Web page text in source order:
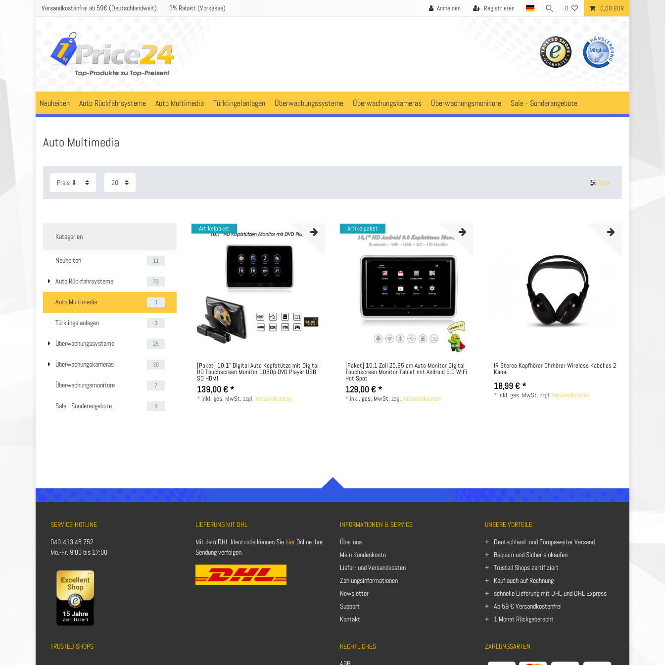
Versandkostenfrei ab 59€ (Deutschlandweit) 3% Rabatt (Vorkasse) Anmelden Registrieren 0 0,00 EUR
Neuheiten Auto Rückfahrsysteme Auto Multimedia Türklingelanlagen Überwachungssysteme Überwachungskameras Überwachungsmonitore Sale - Sonderangebote
Auto Multimedia
Filter
Kategorien
Neuheiten 11
Auto Rückfahrsysteme 73
Auto Multimedia 3
Türklingelanlagen 3
Überwachungssysteme 25
Überwachungskameras 30
Überwachungsmonitore 7
Sale - Sonderangebote 9
Artikelpaket
[Paket] 10,1" Digital Auto Kopfstütze mit Digital
HD Touchscreen Monitor 1080p DVD Player USB
SD HDMI
139,00 € *
* inkl. ges. MwSt. zzgl.Versandkosten
Artikelpaket
[Paket] 10,1 Zoll 25,65 cm Auto Monitor Digital
Touchscreen Monitor Tablet mit Android 6.0 WiFi
Hot Spot
129,00 € *
* inkl. ges. MwSt. zzgl.Versandkosten
IR Stereo Kopfhörer Ohrhörer Wireless Kabellos 2
Kanal
18,99 € *
* inkl. ges. MwSt. zzgl.Versandkosten
SERVICE-HOTLINE
040-413 48 752
Mo.-Fr. 9:00 bis 17:00
LIEFERUNG MIT DHL
Mit dem DHL-Identcode können SiehierOnline Ihre
Sendung verfolgen.
INFORMATIONEN & SERVICE
Über uns
Mein Kundenkonto
Liefer- und Versandkosten
Zahlungsinformationen
Newsletter
Support
Kontakt
UNSERE VORTEILE
Deutschland- und Europaweiter Versand
Bequem und Sicher einkaufen
Trusted Shops zertifiziert
Kauf auch auf Rechnung
schnelle Lieferung mit DHL und DHL Express
Ab 59 € Versandkostenfrei
1 Monat Rückgaberecht
TRUSTED SHOPS
RECHTLICHES
ZAHLUNGSARTEN